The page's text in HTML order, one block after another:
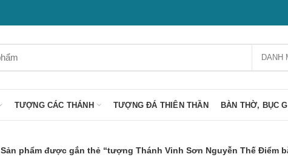
DANH
TƯỢNG CÁC THÁNH TƯỢNG ĐÁ THIÊN THẦN BÀN THỜ, BỤC
Sản phẩm được gắn thẻ “tượng Thánh Vinh Sơn Nguyễn Thế Điểm